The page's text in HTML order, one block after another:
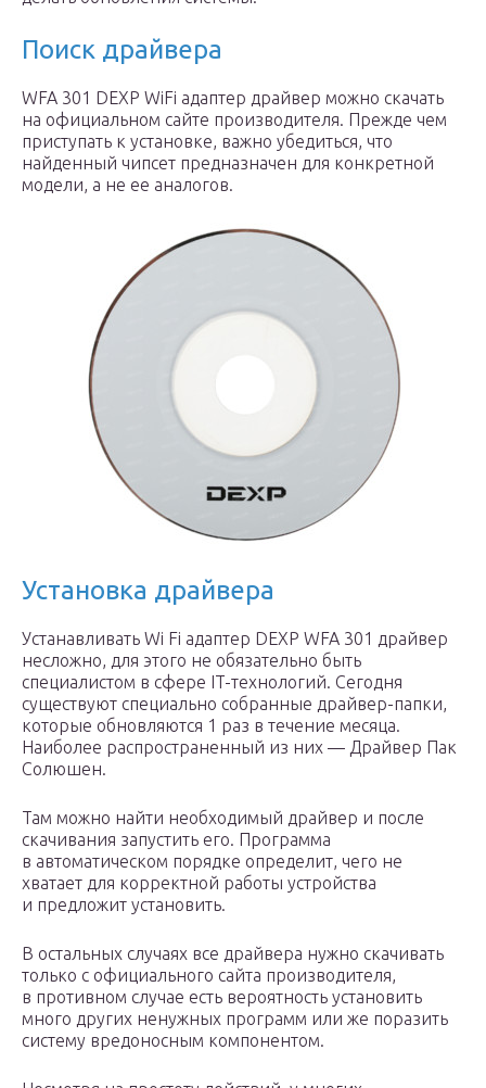
Поиск драйвера
WFA 301 DEXP WiFi адаптер драйвер можно скачать
на официальном сайте производителя. Прежде чем
приступать к установке, важно убедиться, что
найденный чипсет предназначен для конкретной
модели, а не ее аналогов.
Установка драйвера
Устанавливать Wi Fi адаптер DEXP WFA 301 драйвер
несложно, для этого не обязательно быть
специалистом в сфере IT-технологий. Сегодня
существуют специально собранные драйвер-папки,
которые обновляются 1 раз в течение месяца.
Наиболее распространенный из них — Драйвер Пак
Солюшен.
Там можно найти необходимый драйвер и после
скачивания запустить его. Программа
в автоматическом порядке определит, чего не
хватает для корректной работы устройства
и предложит установить.
В остальных случаях все драйвера нужно скачивать
только с официального сайта производителя,
в противном случае есть вероятность установить
много других ненужных программ или же поразить
систему вредоносным компонентом.